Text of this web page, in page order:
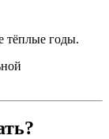
тёплые годы.